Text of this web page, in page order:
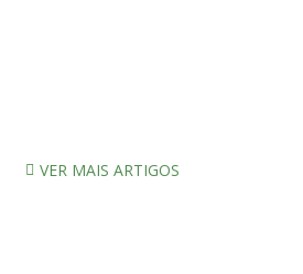
VER MAIS ARTIGOS